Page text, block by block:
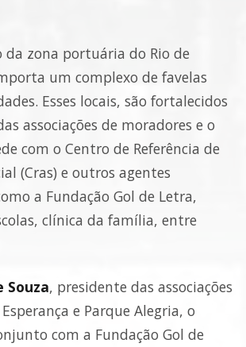
da zona portuária do Rio de
um complexo de favelas
Esses locais, são fortalecidos
associações de moradores e o
com o Centro de Referência de
(Cras) e outros agentes
a Fundação Gol de Letra,
clínica da família, entre
Souza, presidente das associações
e Parque Alegria, o
com a Fundação Gol de